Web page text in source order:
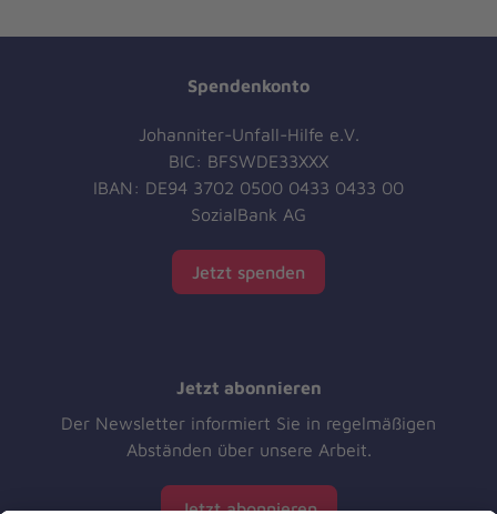
Spendenkonto
Johanniter-Unfall-Hilfe e.V.
BIC: BFSWDE33XXX
IBAN: DE94 3702 0500 0433 0433 00
SozialBank AG
Jetzt spenden
Jetzt abonnieren
Der Newsletter informiert Sie in regelmäßigen
Abständen über unsere Arbeit.
Jetzt abonnieren